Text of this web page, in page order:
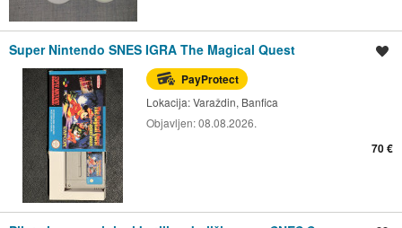
Super Nintendo SNES IGRA The Magical Quest
PayProtect
Lokacija:Varaždin, Banfica
Objavljen:08.08.2026.
70 €